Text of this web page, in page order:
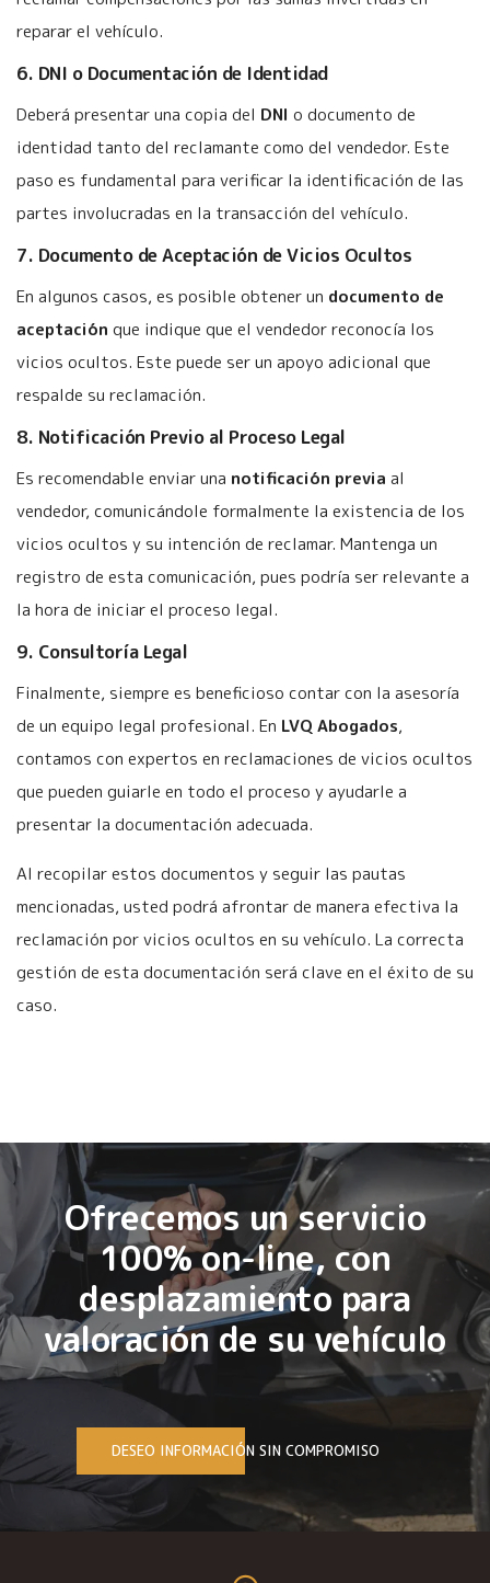
reparar el vehículo.
6. DNI o Documentación de Identidad
Deberá presentar una copia del DNI o documento de
identidad tanto del reclamante como del vendedor. Este
paso es fundamental para verificar la identificación de las
partes involucradas en la transacción del vehículo.
7. Documento de Aceptación de Vicios Ocultos
En algunos casos, es posible obtener un documento de
aceptación que indique que el vendedor reconocía los
vicios ocultos. Este puede ser un apoyo adicional que
respalde su reclamación.
8. Notificación Previo al Proceso Legal
Es recomendable enviar una notificación previa al
vendedor, comunicándole formalmente la existencia de los
vicios ocultos y su intención de reclamar. Mantenga un
registro de esta comunicación, pues podría ser relevante a
la hora de iniciar el proceso legal.
9. Consultoría Legal
Finalmente, siempre es beneficioso contar con la asesoría
de un equipo legal profesional. En LVQ Abogados,
contamos con expertos en reclamaciones de vicios ocultos
que pueden guiarle en todo el proceso y ayudarle a
presentar la documentación adecuada.
Al recopilar estos documentos y seguir las pautas
mencionadas, usted podrá afrontar de manera efectiva la
reclamación por vicios ocultos en su vehículo. La correcta
gestión de esta documentación será clave en el éxito de su
caso.
Ofrecemos un servicio
100% on-line, con
desplazamiento para
valoración de su vehículo
DESEO INFORMACIÓN SIN COMPROMISO